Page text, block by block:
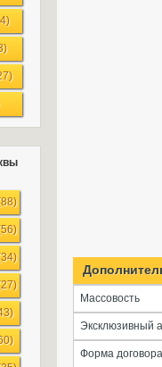
Массовость
Эксклюзивный
Форма договора